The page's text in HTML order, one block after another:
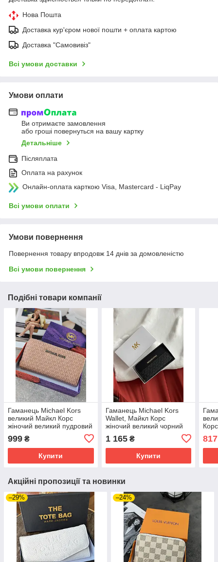
Нова Пошта
Доставка кур'єром нової пошти + оплата картою
Доставка "Самовивіз"
Всі умови доставки
Умови оплати
Ви отримаєте замовлення
або гроші повернуться на вашу картку
Детальніше
Післяплата
Оплата на рахунок
Онлайн-оплата карткою Visa, Mastercard - LiqPay
Всі умови оплати
Умови повернення
Повернення товару впродовж 14 днів за домовленістю
Всі умови повернення
Подібні товари компанії
Гаманець Michael Kors
великий Майкл Корс
жіночий великий пудровий
999 ₴
Купити
Гаманець Michael Kors
Wallet, Майкл Корс
жіночий великий чорний
1 165₴
Купити
Акційні пропозиції та новинки
–29% –24%